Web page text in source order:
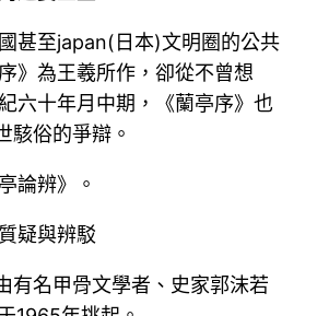
甚至japan(日本)文明圈的公共
》為王羲所作，卻從不曾想
六十年月中期，《蘭亭序》也
駭俗的爭辯。
論辨》。
疑與辨駁
有名甲骨文學者、史家郭沫若